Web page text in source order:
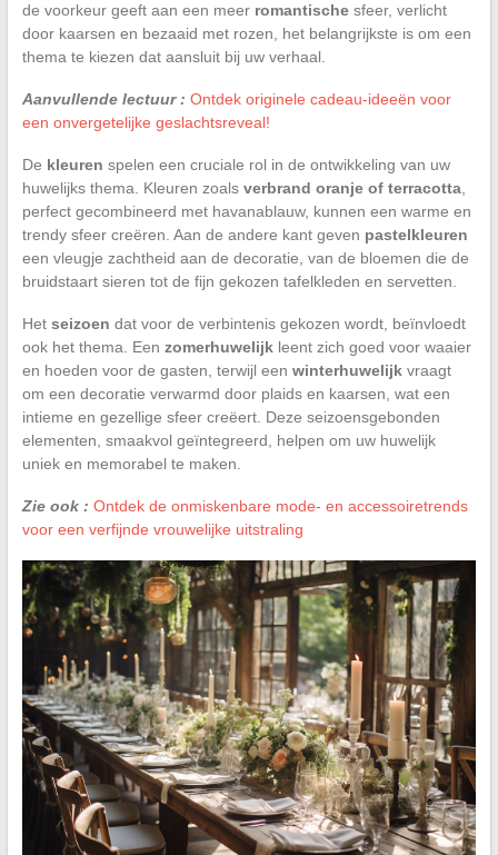
de voorkeur geeft aan een meer romantischesfeer, verlicht
door kaarsen en bezaaid met rozen, het belangrijkste is om een
thema te kiezen dat aansluit bij uw verhaal.
Aanvullende lectuur : Ontdek originele cadeau-ideeën voor
een onvergetelijke geslachtsreveal!
De kleuren spelen een cruciale rol in de ontwikkeling van uw
huwelijks thema. Kleuren zoals verbrand oranje of terracotta,
perfect gecombineerd met havanablauw, kunnen een warme en
trendy sfeer creëren. Aan de andere kant geven pastelkleuren
een vleugje zachtheid aan de decoratie, van de bloemen die de
bruidstaart sieren tot de fijn gekozen tafelkleden en servetten.
Het seizoen dat voor de verbintenis gekozen wordt, beïnvloedt
ook het thema. Een zomerhuwelijkleent zich goed voor waaier
en hoeden voor de gasten, terwijl een winterhuwelijkvraagt
om een decoratie verwarmd door plaids en kaarsen, wat een
intieme en gezellige sfeer creëert. Deze seizoensgebonden
elementen, smaakvol geïntegreerd, helpen om uw huwelijk
uniek en memorabel te maken.
Zie ook : Ontdek de onmiskenbare mode- en accessoiretrends
voor een verfijnde vrouwelijke uitstraling